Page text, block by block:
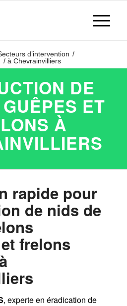
d’intervention /
/ à Chevrainvilliers
DE
ET
À
rapide pour
de nids de
frelons
, experte en éradication de